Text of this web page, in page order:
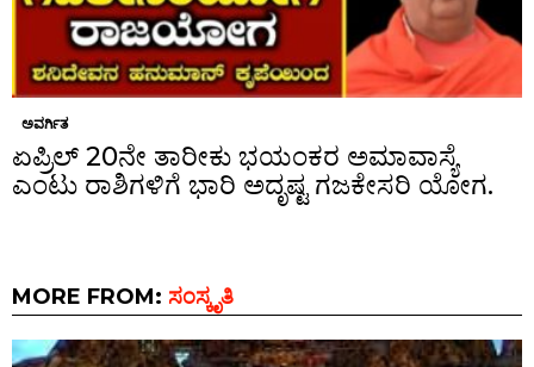
ಅವರ್ಗಿತ
ಏಪ್ರಿಲ್ 20ನೇ ತಾರೀಕು ಭಯಂಕರ ಅಮಾವಾಸ್ಯೆ
ಎಂಟು ರಾಶಿಗಳಿಗೆ ಭಾರಿ ಅದೃಷ್ಟ ಗಜಕೇಸರಿ ಯೋಗ.
MORE FROM: ಸಂಸ್ಕೃತಿ